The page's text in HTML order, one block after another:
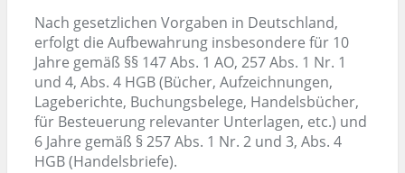
Nach gesetzlichen Vorgaben in Deutschland,
erfolgt die Aufbewahrung insbesondere für 10
Jahre gemäß §§ 147 Abs. 1 AO, 257 Abs. 1 Nr. 1
und 4, Abs. 4 HGB (Bücher, Aufzeichnungen,
Lageberichte, Buchungsbelege, Handelsbücher,
für Besteuerung relevanter Unterlagen, etc.) und
6 Jahre gemäß § 257 Abs. 1 Nr. 2 und 3, Abs. 4
HGB (Handelsbriefe).